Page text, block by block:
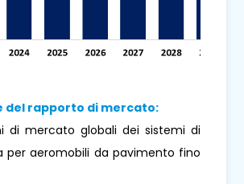
del rapporto di mercato:
di mercato globali dei sistemi di
per aeromobili da pavimento fino